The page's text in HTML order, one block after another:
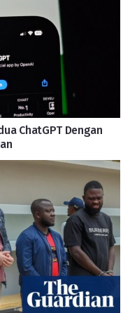
ChatGPT Dengan